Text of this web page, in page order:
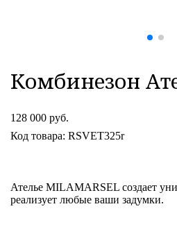
Комбинезон
128 000 руб.
Код товара: RSVET325r
Ателье MILAMARSEL создает
реализует любые ваши задумки.